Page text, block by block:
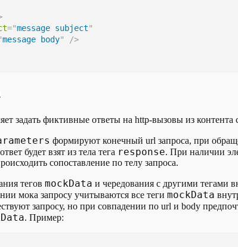
="message subject"
message body"
/>
задать фиктивные ответы на http-вызовы из контента
формируют конечный url запроса, при
будет взят из тела тега response. При наличии
сопоставление по телу запроса.
тегов mockData и чередования с другими тегами
мока запросу учитываются все теги mockData
запросу, но при совпадении по url и body
. Пример: